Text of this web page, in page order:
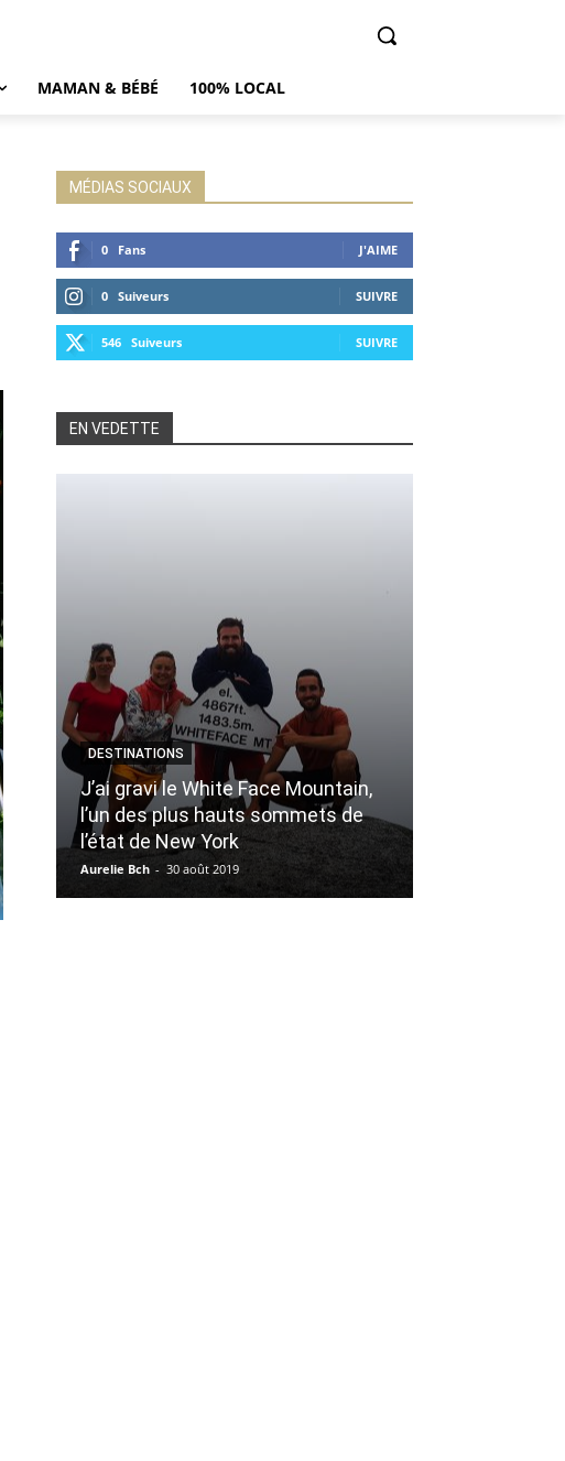
MAMAN & BÉBÉ 100% LOCAL
MÉDIAS SOCIAUX
0 Fans J'AIME
0 Suiveurs SUIVRE
546 Suiveurs SUIVRE
EN VEDETTE
DESTINATIONS
J’ai gravi le White Face Mountain,
l’un des plus hauts sommets de
l’état de New York
Aurelie Bch - 30 août 2019